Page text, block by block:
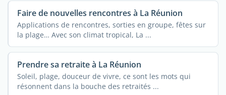
Faire de nouvelles rencontres à La Réunion
Applications de rencontres, sorties en groupe, fêtes sur
la plage… Avec son climat tropical, La ...
Prendre sa retraite à La Réunion
Soleil, plage, douceur de vivre, ce sont les mots qui
résonnent dans la bouche des retraités ...